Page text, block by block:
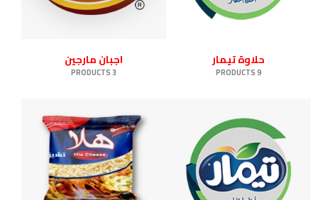
حلاوة تيمار
9 PRODUCTS
اجبان مارجين
3 PRODUCTS